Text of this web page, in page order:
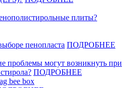
плиты?
пенопласта ПОДРОБНЕЕ
проблемы могут возникнуть при
ПОДРОБНЕЕ